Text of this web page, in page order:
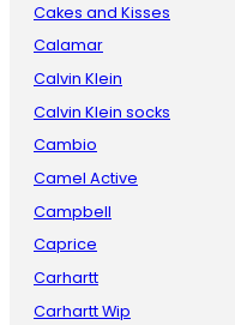
Cakes and Kisses
Calamar
Calvin Klein
Calvin Klein socks
Cambio
Camel Active
Campbell
Caprice
Carhartt
Carhartt Wip